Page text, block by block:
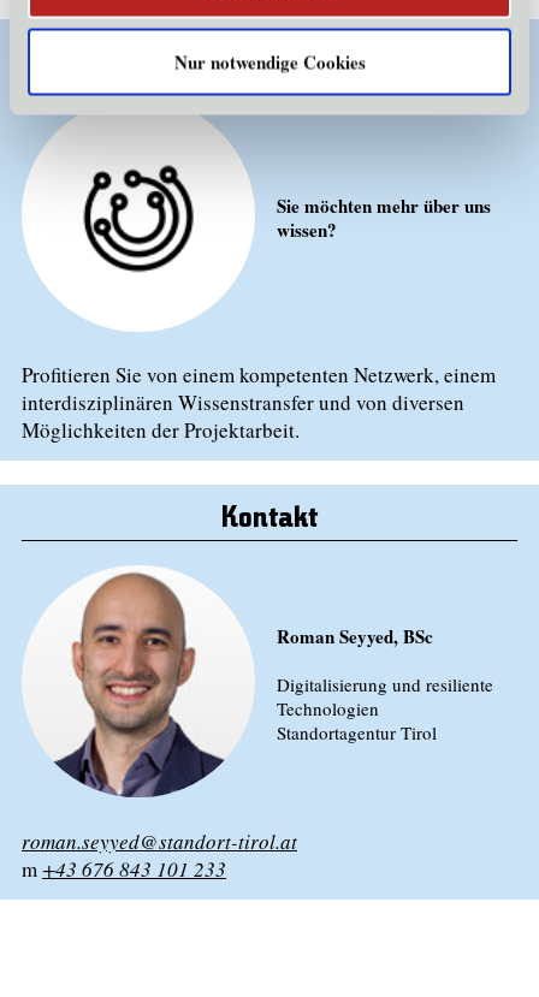
Nur notwendige Cookies
Kontakt
Sie möchten mehr über uns
wissen?
Profitieren Sie von einem kompetenten Netzwerk, einem
interdisziplinären Wissenstransfer und von diversen
Möglichkeiten der Projektarbeit.
Kontakt
Roman Seyyed, BSc
Digitalisierung und resiliente
Technologien
Standortagentur Tirol
roman.seyyed@standort-tirol.at
m+43 676 843 101 233